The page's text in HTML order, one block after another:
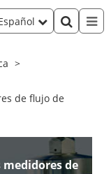
de flujo de
de